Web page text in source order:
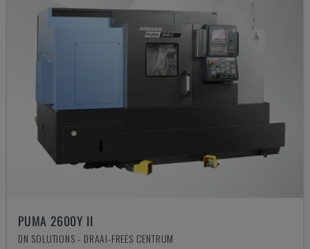
PUMA 2600Y II
DN SOLUTIONS - DRAAI-FREES CENTRUM